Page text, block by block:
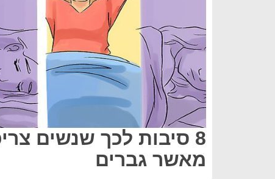
8 סיבות לכך שנשים
מאשר גברים